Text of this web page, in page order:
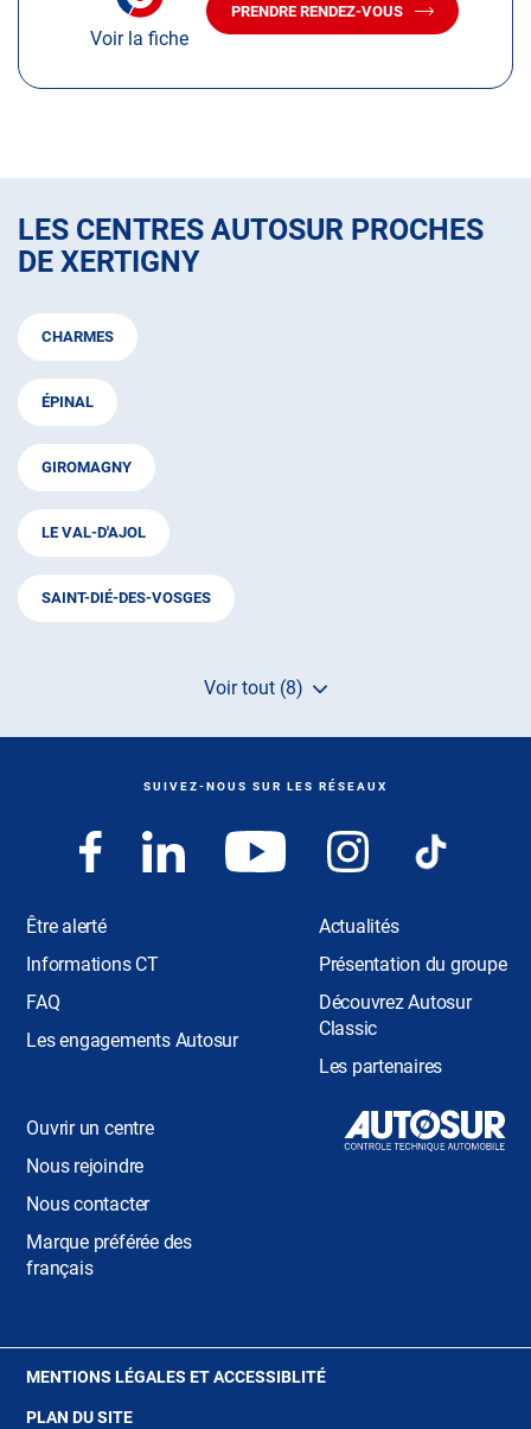
TÉLÉPHONE
XERTIGNY
Voir la fiche
PRENDRE RENDEZ-VOUS
AVEC
LES CENTRES AUTOSUR PROCHES
DE XERTIGNY
CHARMES
ÉPINAL
GIROMAGNY
LE VAL-D'AJOL
SAINT-DIÉ-DES-VOSGES
Voir tout (8)
de
de
de
SUIVEZ-NOUS SUR LES RÉSEAUX
Être alerté
Informations CT
FAQ
Les engagements Autosur
Actualités
Présentation du groupe
Découvrez Autosur
Classic
Les partenaires
Ouvrir un centre
Nous rejoindre
Nous contacter
Marque préférée des
français
MENTIONS LÉGALES ET ACCESSIBLITÉ(OUVRE
PLAN DU SITE